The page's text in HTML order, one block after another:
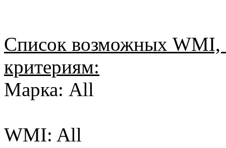
Список возможных
критериям:
Марка: All
WMI: All